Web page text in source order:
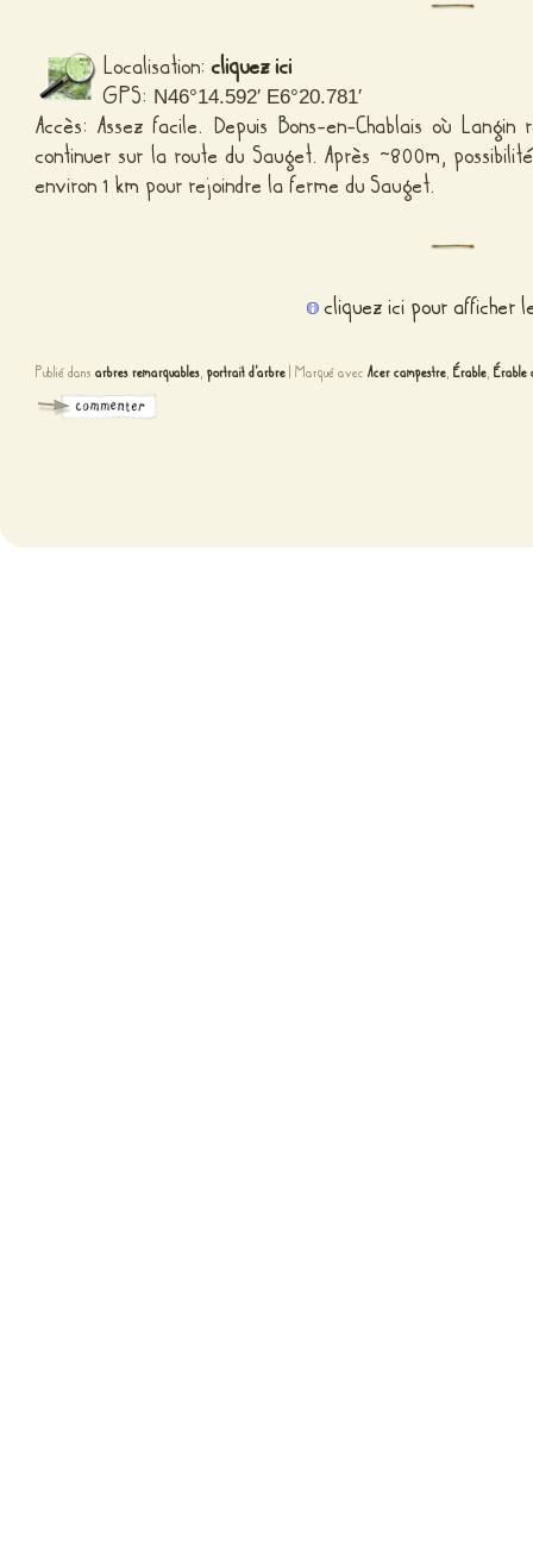
Localisation:cliquez ici
GPS: N46°14.592′ E6°20.781′
Accès: Assez facile. Depuis Bons-en-Chablais où
continuer sur la route du Sauget. Après ~800m,
environ 1 km pour rejoindre la ferme du Sauget.
cliquez ici pour afficher
Publié dans arbres remarquables, portrait d'arbre Marqué avec Acer campestre, Érable, Érable